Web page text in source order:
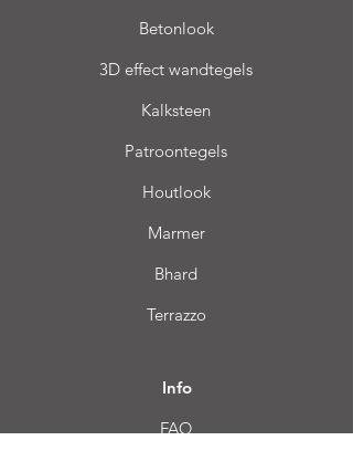
Betonlook
3D effect wandtegels
Kalksteen
Patroontegels
Houtlook
Marmer
Bhard
Terrazzo
Info
FAQ